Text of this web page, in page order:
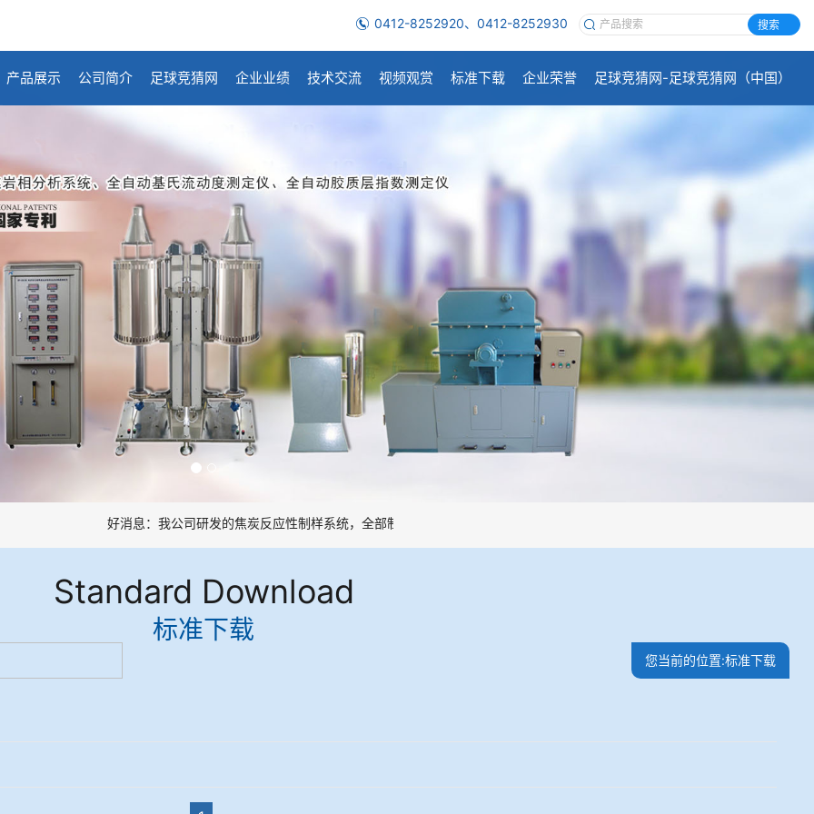
0412-8252920、0412-8252930 搜索
产品展示 公司简介 足球竞猜网 企业业绩 技术交流 视频观赏 标准下载 企业荣誉 足球竞猜网-足球竞猜网（中国）
好消息：我公司研发的焦炭反应性制样系统，全部制样过程机械化操作，没有人为误差，焦球形状与人工制焦球法一致或优于人
Standard Download
标准下载
您当前的位置:标准下载